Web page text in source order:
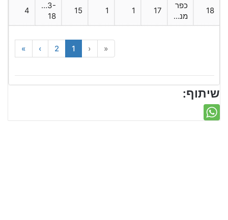
18
כפר
מנדא
17
1
1
15
103-
18
4
«
‹
1
2
›
»
שיתוף: